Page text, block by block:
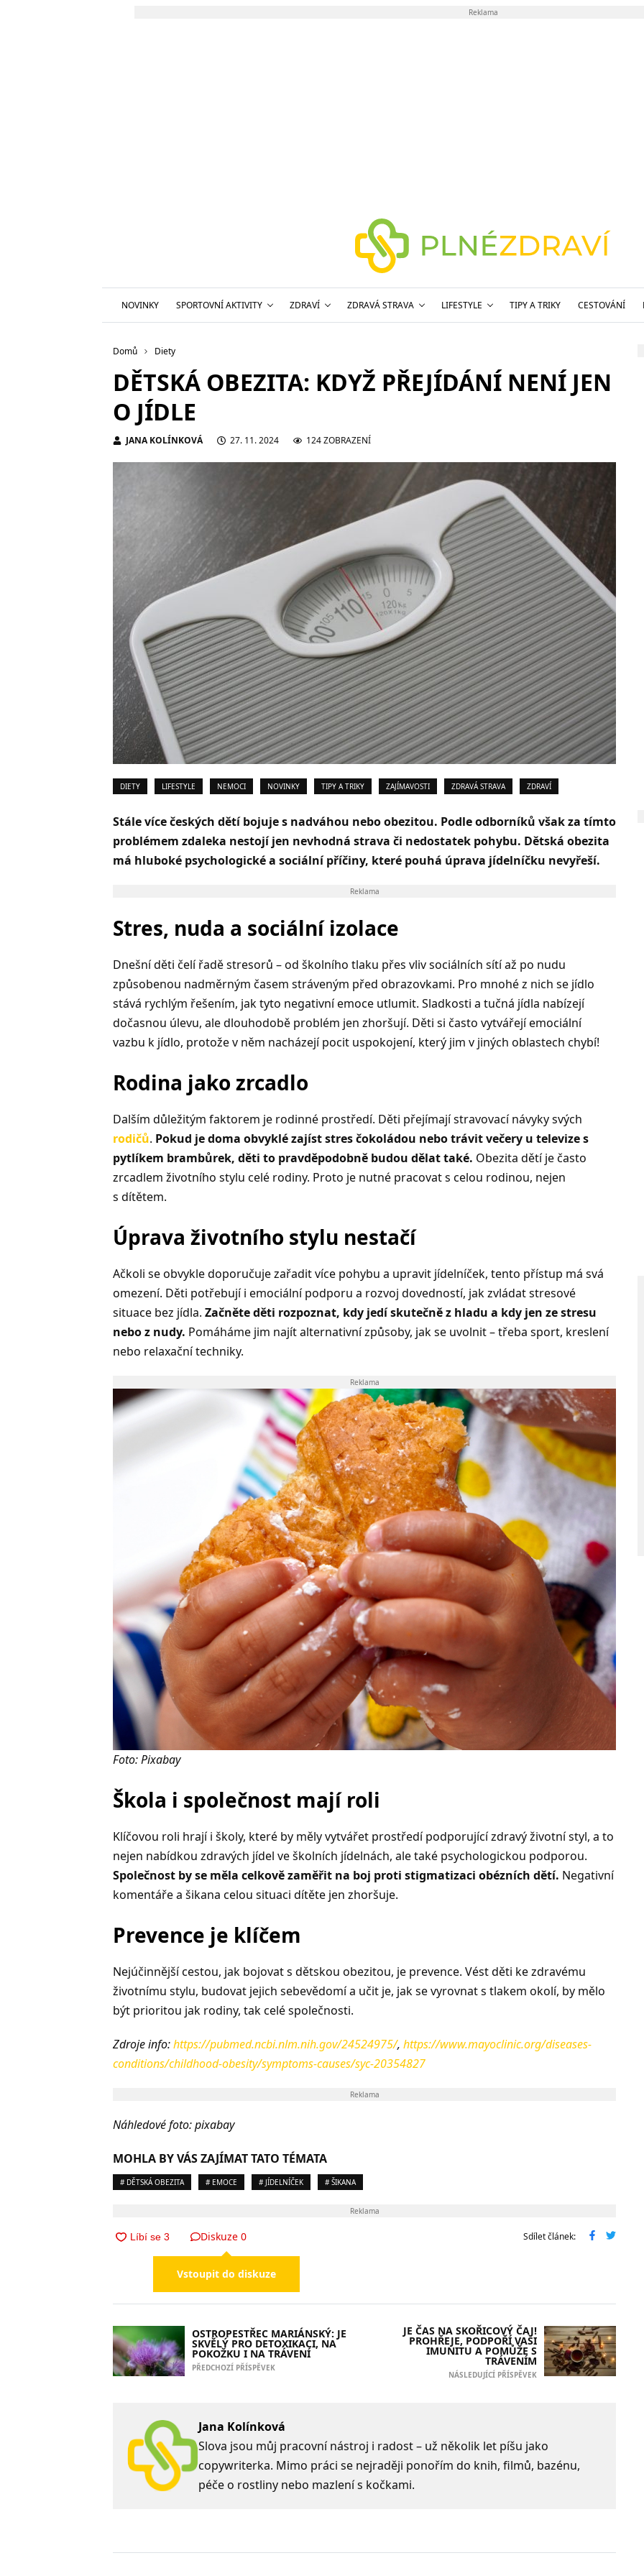
Reklama
NOVINKY SPORTOVNÍ AKTIVITY ZDRAVÍ ZDRAVÁ STRAVA LIFESTYLE TIPY A TRIKY CESTOVÁNÍ
Domů Diety
DĚTSKÁ OBEZITA: KDYŽ PŘEJÍDÁNÍ NENÍ JEN
O JÍDLE
JANA KOLÍNKOVÁ 27. 11. 2024 124 ZOBRAZENÍ
DIETY LIFESTYLE NEMOCI NOVINKY TIPY A TRIKY ZAJÍMAVOSTI ZDRAVÁ STRAVA ZDRAVÍ
Stále více českých dětí bojuje s nadváhou nebo obezitou. Podle odborníků však za tímto
problémem zdaleka nestojí jen nevhodná strava či nedostatek pohybu. Dětská obezita
má hluboké psychologické a sociální příčiny, které pouhá úprava jídelníčku nevyřeší.
Reklama
Stres, nuda a sociální izolace
Dnešní děti čelí řadě stresorů – od školního tlaku přes vliv sociálních sítí až po nudu
způsobenou nadměrným časem stráveným před obrazovkami. Pro mnohé z nich se jídlo
stává rychlým řešením, jak tyto negativní emoce utlumit. Sladkosti a tučná jídla nabízejí
dočasnou úlevu, ale dlouhodobě problém jen zhoršují. Děti si často vytvářejí emociální
vazbu k jídlo, protože v něm nacházejí pocit uspokojení, který jim v jiných oblastech chybí!
Rodina jako zrcadlo
Dalším důležitým faktorem je rodinné prostředí. Děti přejímají stravovací návyky svých
rodičů. Pokud je doma obvyklé zajíst stres čokoládou nebo trávit večery u televize s
pytlíkem brambůrek, děti to pravděpodobně budou dělat také. Obezita dětí je často
zrcadlem životního stylu celé rodiny. Proto je nutné pracovat s celou rodinou, nejen
s dítětem.
Úprava životního stylu nestačí
Ačkoli se obvykle doporučuje zařadit více pohybu a upravit jídelníček, tento přístup má svá
omezení. Děti potřebují i emociální podporu a rozvoj dovedností, jak zvládat stresové
situace bez jídla. Začněte děti rozpoznat, kdy jedí skutečně z hladu a kdy jen ze stresu
nebo z nudy. Pomáháme jim najít alternativní způsoby, jak se uvolnit – třeba sport, kreslení
nebo relaxační techniky.
Reklama
Foto: Pixabay
Škola i společnost mají roli
Klíčovou roli hrají i školy, které by měly vytvářet prostředí podporující zdravý životní styl, a to
nejen nabídkou zdravých jídel ve školních jídelnách, ale také psychologickou podporou.
Společnost by se měla celkově zaměřit na boj proti stigmatizaci obézních dětí. Negativní
komentáře a šikana celou situaci dítěte jen zhoršuje.
Prevence je klíčem
Nejúčinnější cestou, jak bojovat s dětskou obezitou, je prevence. Vést děti ke zdravému
životnímu stylu, budovat jejich sebevědomí a učit je, jak se vyrovnat s tlakem okolí, by mělo
být prioritou jak rodiny, tak celé společnosti.
Zdroje info:https://pubmed.ncbi.nlm.nih.gov/24524975/, https://www.mayoclinic.org/diseases-
conditions/childhood-obesity/symptoms-causes/syc-20354827
Reklama
Náhledové foto: pixabay
MOHLA BY VÁS ZAJÍMAT TATO TÉMATA
# DĚTSKÁ OBEZITA # EMOCE # JÍDELNÍČEK # ŠIKANA
Reklama
Diskuze 0
Vstoupit do diskuze
Sdílet článek:
OSTROPESTŘEC MARIÁNSKÝ: JE
SKVĚLÝ PRO DETOXIKACI, NA
POKOŽKU I NA TRÁVENÍ
PŘEDCHOZÍ PŘÍSPĚVEK
JE ČAS NA SKOŘICOVÝ ČAJ!
PROHŘEJE, PODPOŘÍ VAŠI
IMUNITU A POMŮŽE S
TRÁVENÍM
NÁSLEDUJÍCÍ PŘÍSPĚVEK
Jana Kolínková
Slova jsou můj pracovní nástroj i radost – už několik let píšu jako
copywriterka. Mimo práci se nejraději ponořím do knih, filmů, bazénu,
péče o rostliny nebo mazlení s kočkami.